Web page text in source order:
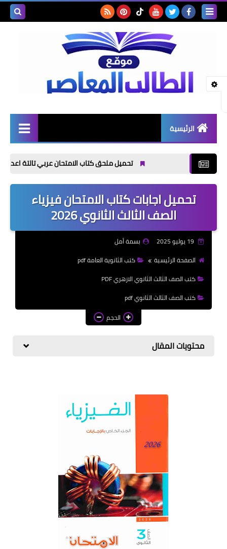
الرئيسية
كتب المرحلة الاعدادية
كتب المرحلة الاعدادية
كتب المرحلة الابتدائي
تحميل ملحق كتاب الامتحان عربي تالتة اعدادي الترم
تحميل اجابات كتاب الامتحان فيزياء
الصف الثالث الثانوي 2026
بسمة أمل
الصفحة الرئيسية
كتب الثانوية العامة pdf
كتب الصف الثالث الثانوي الازهري PDF
كتب الصف الثالث الثانوي pdf
الحجم
محتويات المقال